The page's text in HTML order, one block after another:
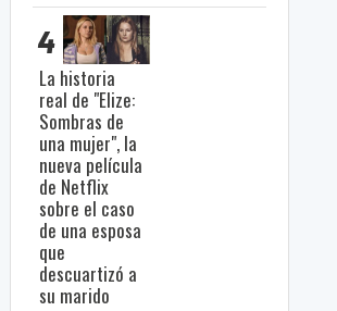
4
La historia
real de "Elize:
Sombras de
una mujer", la
nueva película
de Netflix
sobre el caso
de una esposa
que
descuartizó a
su marido